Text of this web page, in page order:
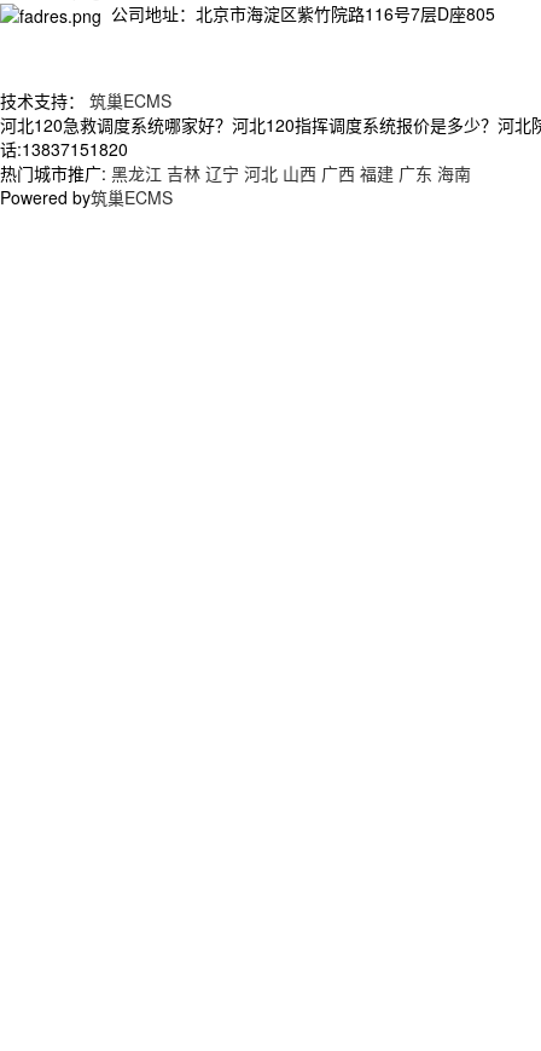
公司地址：北京市海淀区紫竹院路116号7层D座805
技术支持： 筑巢ECMS
河北120急救调度系统哪家好？河北120指挥调度系统报价是多少？河
话:13837151820
热门城市推广: 黑龙江 吉林 辽宁 河北 山西 广西 福建 广东 海南
Powered by筑巢ECMS